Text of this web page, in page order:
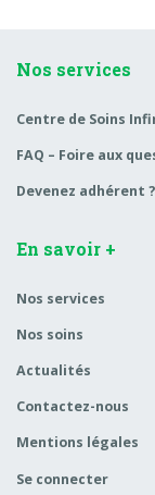
Nos services
Centre de Soins
FAQ – Foire aux
Devenez adhérent ?
En savoir +
Nos services
Nos soins
Actualités
Contactez-nous
Mentions légales
Se connecter